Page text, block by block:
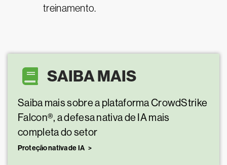
treinamento.
SAIBA MAIS
Saiba mais sobre a plataforma CrowdStrike
Falcon®, a defesa nativa de IA mais
completa do setor
Proteção nativa de IA